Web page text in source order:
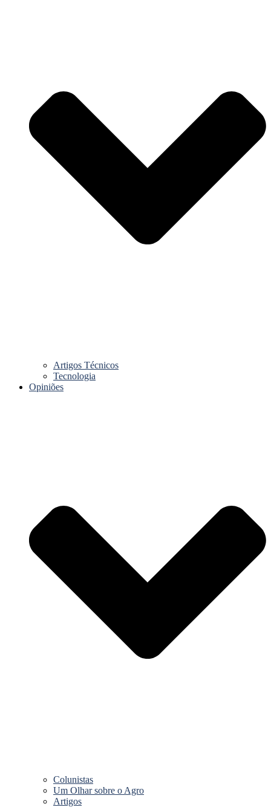
Artigos Técnicos
Tecnologia
Opiniões
Colunistas
Um Olhar sobre o Agro
Artigos